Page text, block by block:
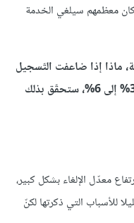
كان معظمهم سيلغي الخدمة
ماذا إذا ضاعفت التّسجيل
لثلاث مرات؟ وتضاعف معدّل الإلغاء من 3% إلى 6%، ستحقّق بذلك
معدّل الإلغاء بشكل كبير،
للأسباب التي ذكرتها لكنّ